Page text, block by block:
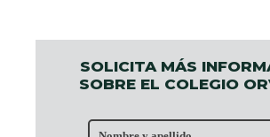
SOLICITA MÁS
SOBRE EL COLEGIO